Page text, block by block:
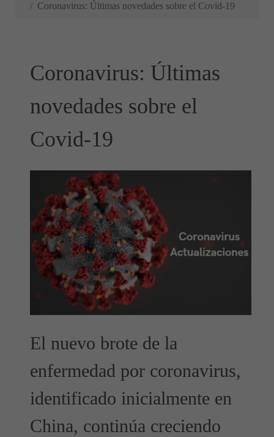
Coronavirus: Últimas novedades sobre el Covid-19
Coronavirus: Últimas
novedades sobre el
Covid-19
El nuevo brote de la
enfermedad por coronavirus,
identificado inicialmente en
China, continúa creciendo